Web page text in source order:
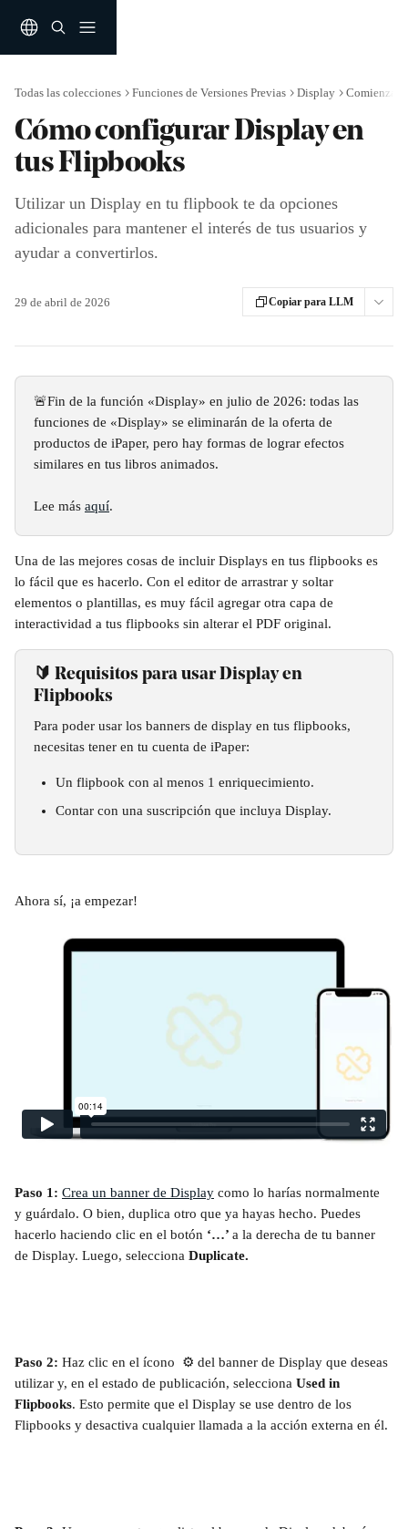
Todas las colecciones Funciones de Versiones Previas Display Comienza
Cómo configurar Display en
tus Flipbooks
Utilizar un Display en tu flipbook te da opciones
adicionales para mantener el interés de tus usuarios y
ayudar a convertirlos.
29 de abril de 2026 Copiar para LLM
🚨Fin de la función «Display» en julio de 2026: todas las
funciones de «Display» se eliminarán de la oferta de
productos de iPaper, pero hay formas de lograr efectos
similares en tus libros animados.
Lee más aquí.
Una de las mejores cosas de incluir Displays en tus flipbooks es
lo fácil que es hacerlo. Con el editor de arrastrar y soltar
elementos o plantillas, es muy fácil agregar otra capa de
interactividad a tus flipbooks sin alterar el PDF original.
🔰 Requisitos para usar Display en
Flipbooks
Para poder usar los banners de display en tus flipbooks,
necesitas tener en tu cuenta de iPaper:
Un flipbook con al menos 1 enriquecimiento.
Contar con una suscripción que incluya Display.
Ahora sí, ¡a empezar!
Paso 1: Crea un banner de Display como lo harías normalmente
y guárdalo. O bien, duplica otro que ya hayas hecho. Puedes
hacerlo haciendo clic en el botón ‘…’ a la derecha de tu banner
de Display. Luego, selecciona Duplicate.
Paso 2: Haz clic en el ícono  ⚙️ del banner de Display que deseas
utilizar y, en el estado de publicación, selecciona Used in
Flipbooks. Esto permite que el Display se use dentro de los
Flipbooks y desactiva cualquier llamada a la acción externa en él.